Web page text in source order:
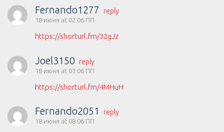
Fernando1277 reply
18 июня at 02:06 ПП
https://shorturl.fm/32gJz
Joel3150 reply
18 июня at 03:06 ПП
https://shorturl.fm/4MHuH
Fernando2051 reply
18 июня at 08:06 ПП